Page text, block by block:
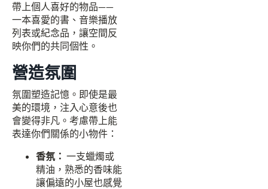
帶上個人喜好的物品——
一本喜愛的書、音樂播放
列表或紀念品，讓空間反
映你們的共同個性。
營造氛圍
氛圍塑造記憶。即使是最
美的環境，注入心意後也
會變得非凡。考慮帶上能
表達你們關係的小物件：
香氛： 一支蠟燭或
精油，熟悉的香味能
讓偏遠的小屋也感覺